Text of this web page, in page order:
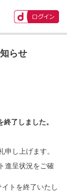
らせ
了しました。
し上げます。
進呈状況をご確
トを終了いたし